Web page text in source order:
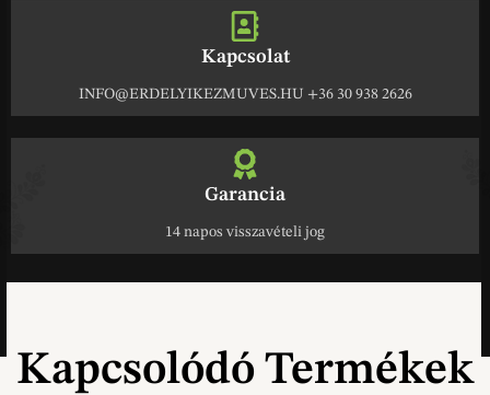
Kapcsolat
INFO@ERDELYIKEZMUVES.HU +36 30 938 2626
Garancia
14 napos visszavételi jog
Kapcsolódó Termékek